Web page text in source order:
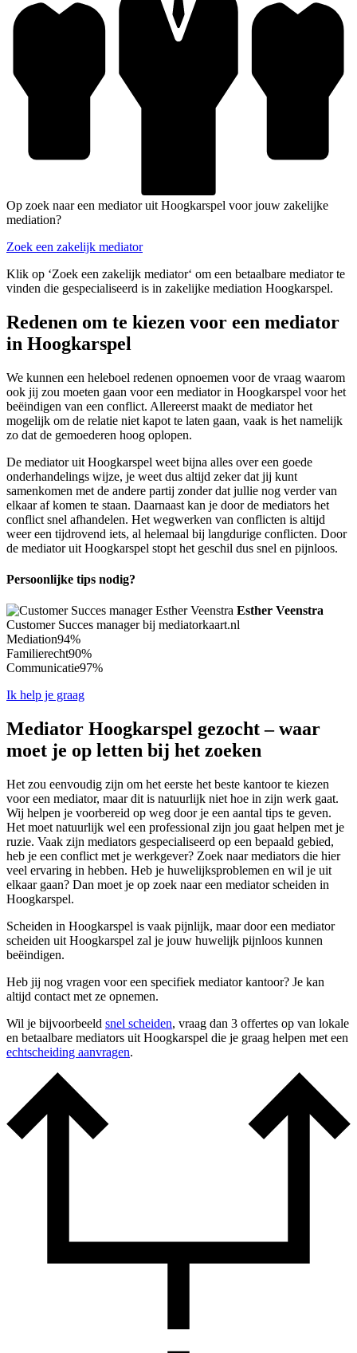
Op zoek naar een mediator uit Hoogkarspel voor jouw zakelijke
mediation?
Zoek een zakelijk mediator
Klik op ‘Zoek een zakelijk mediator‘ om een betaalbare mediator te
vinden die gespecialiseerd is in zakelijke mediation Hoogkarspel.
Redenen om te kiezen voor een mediator
in Hoogkarspel
We kunnen een heleboel redenen opnoemen voor de vraag waarom
ook jij zou moeten gaan voor een mediator in Hoogkarspel voor het
beëindigen van een conflict. Allereerst maakt de mediator het
mogelijk om de relatie niet kapot te laten gaan, vaak is het namelijk
zo dat de gemoederen hoog oplopen.
De mediator uit Hoogkarspel weet bijna alles over een goede
onderhandelings wijze, je weet dus altijd zeker dat jij kunt
samenkomen met de andere partij zonder dat jullie nog verder van
elkaar af komen te staan. Daarnaast kan je door de mediators het
conflict snel afhandelen. Het wegwerken van conflicten is altijd
weer een tijdrovend iets, al helemaal bij langdurige conflicten. Door
de mediator uit Hoogkarspel stopt het geschil dus snel en pijnloos.
Persoonlijke tips nodig?
Esther Veenstra
Customer Succes manager bij mediatorkaart.nl
Mediation94%
Familierecht90%
Communicatie97%
Ik help je graag
Mediator Hoogkarspel gezocht – waar
moet je op letten bij het zoeken
Het zou eenvoudig zijn om het eerste het beste kantoor te kiezen
voor een mediator, maar dit is natuurlijk niet hoe in zijn werk gaat.
Wij helpen je voorbereid op weg door je een aantal tips te geven.
Het moet natuurlijk wel een professional zijn jou gaat helpen met je
ruzie. Vaak zijn mediators gespecialiseerd op een bepaald gebied,
heb je een conflict met je werkgever? Zoek naar mediators die hier
veel ervaring in hebben. Heb je huwelijksproblemen en wil je uit
elkaar gaan? Dan moet je op zoek naar een mediator scheiden in
Hoogkarspel.
Scheiden in Hoogkarspel is vaak pijnlijk, maar door een mediator
scheiden uit Hoogkarspel zal je jouw huwelijk pijnloos kunnen
beëindigen.
Heb jij nog vragen voor een specifiek mediator kantoor? Je kan
altijd contact met ze opnemen.
Wil je bijvoorbeeld snel scheiden, vraag dan 3 offertes op van lokale
en betaalbare mediators uit Hoogkarspel die je graag helpen met een
echtscheiding aanvragen.